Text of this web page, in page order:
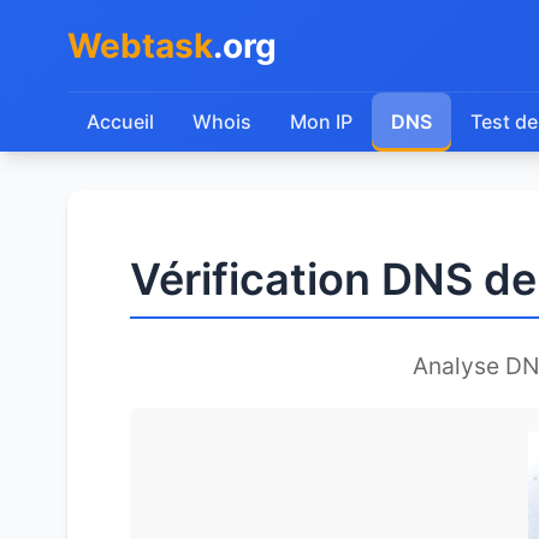
Webtask.org
Accueil Whois Mon IP DNS Test
Vérification DNS
Analyse